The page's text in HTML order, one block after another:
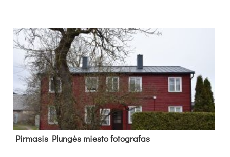
Pir­ma­sis Plun­gės mies­to fo­tog­ra­fas